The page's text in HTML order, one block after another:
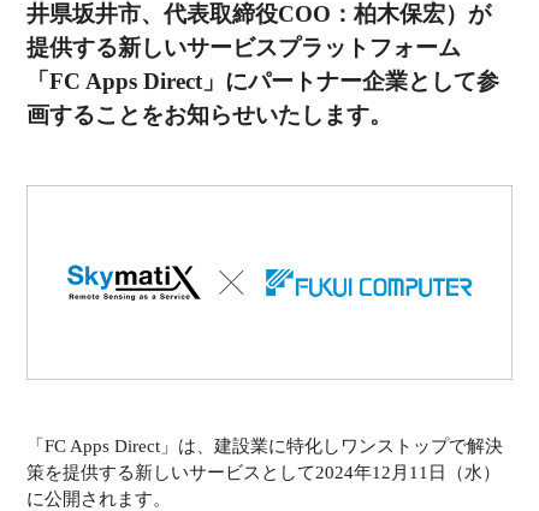
井県坂井市、代表取締役COO：柏木保宏）が
提供する新しいサービスプラットフォーム
「FC Apps Direct」にパートナー企業として参
画することをお知らせいたします。
「FC Apps Direct」は、建設業に特化しワンストップで解決
策を提供する新しいサービスとして2024年12月11日（水）
に公開されます。